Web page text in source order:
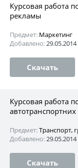
Курсовая работа
рекламы
Предмет: Маркетинг
Добавлено:29.05.2014
Скачать
Курсовая работа
автотранспортних
Предмет:Транспорт,
Добавлено:29.05.2014
Скачать